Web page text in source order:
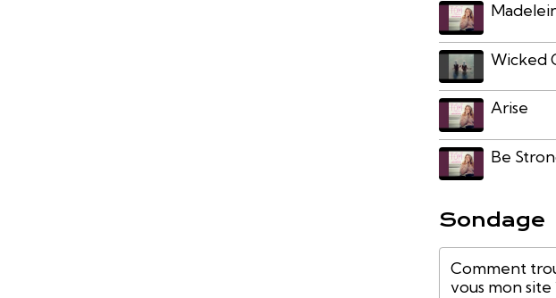
Wicked
Arise
Be
Sondage
Comment
vous mon site